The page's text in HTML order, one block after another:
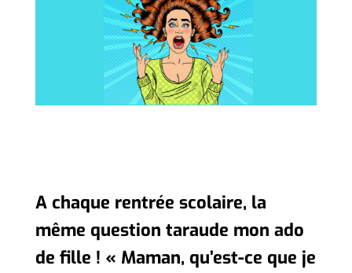
A chaque rentrée scolaire, la
même question taraude mon ado
de fille ! « Maman, qu’est-ce que je